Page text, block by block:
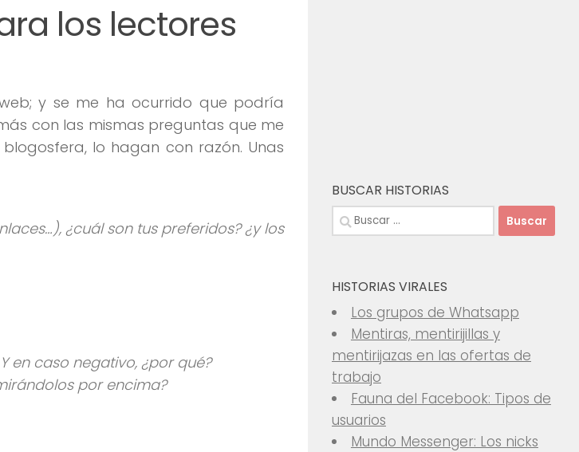
los lectores
y se me ha ocurrido que podría
con las mismas preguntas que me
lo hagan con razón. Unas
¿cuál son tus preferidos? ¿y los
en caso negativo, ¿por qué?
por encima?
BUSCAR HISTORIAS
Buscar:
HISTORIAS VIRALES
Los grupos de Whatsapp
Mentiras, mentirijillas y
mentirijazas en las ofertas de
trabajo
Fauna del Facebook: Tipos de
usuarios
Mundo Messenger: Los nicks